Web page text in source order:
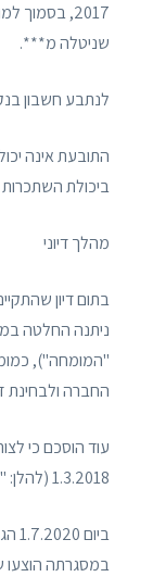
2017,
שניטלה מ***.
לנתבע חשבון
התובעת אינה
ביכולת
מהלך דיוני
ניתנה החלטה
"המומחה"),
החברה ולבחינת
עוד הוסכם כי
1.3.2018 (להלן: "מועד הקרע").
במסגרתה הוצעו